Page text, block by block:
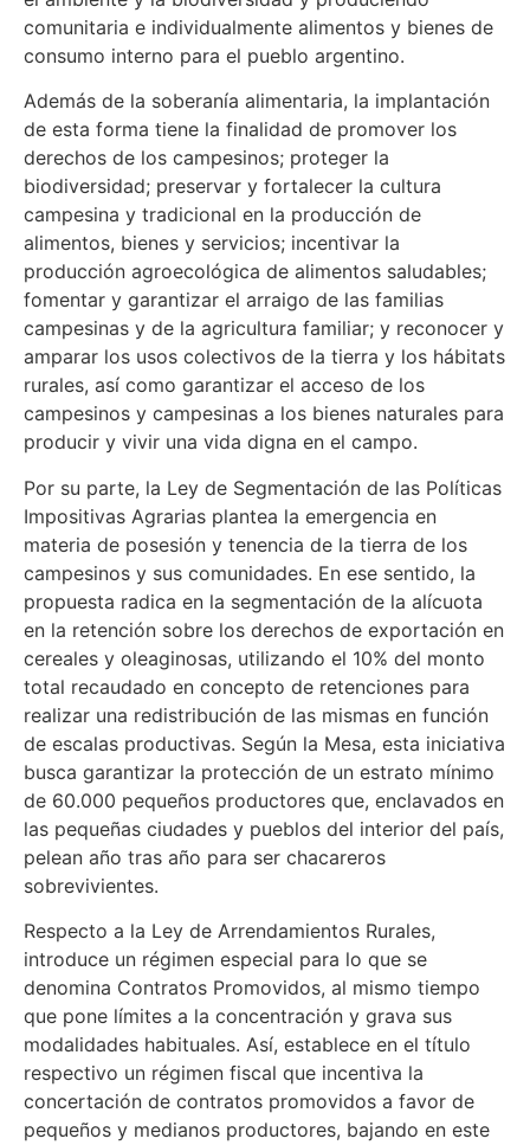
comunitaria e individualmente alimentos y bienes de
consumo interno para el pueblo argentino.
Además de la soberanía alimentaria, la implantación
de esta forma tiene la finalidad de promover los
derechos de los campesinos; proteger la
biodiversidad; preservar y fortalecer la cultura
campesina y tradicional en la producción de
alimentos, bienes y servicios; incentivar la
producción agroecológica de alimentos saludables;
fomentar y garantizar el arraigo de las familias
campesinas y de la agricultura familiar; y reconocer y
amparar los usos colectivos de la tierra y los hábitats
rurales, así como garantizar el acceso de los
campesinos y campesinas a los bienes naturales para
producir y vivir una vida digna en el campo.
Por su parte, la Ley de Segmentación de las Políticas
Impositivas Agrarias plantea la emergencia en
materia de posesión y tenencia de la tierra de los
campesinos y sus comunidades. En ese sentido, la
propuesta radica en la segmentación de la alícuota
en la retención sobre los derechos de exportación en
cereales y oleaginosas, utilizando el 10% del monto
total recaudado en concepto de retenciones para
realizar una redistribución de las mismas en función
de escalas productivas. Según la Mesa, esta iniciativa
busca garantizar la protección de un estrato mínimo
de 60.000 pequeños productores que, enclavados en
las pequeñas ciudades y pueblos del interior del país,
pelean año tras año para ser chacareros
sobrevivientes.
Respecto a la Ley de Arrendamientos Rurales,
introduce un régimen especial para lo que se
denomina Contratos Promovidos, al mismo tiempo
que pone límites a la concentración y grava sus
modalidades habituales. Así, establece en el título
respectivo un régimen fiscal que incentiva la
concertación de contratos promovidos a favor de
pequeños y medianos productores, bajando en este